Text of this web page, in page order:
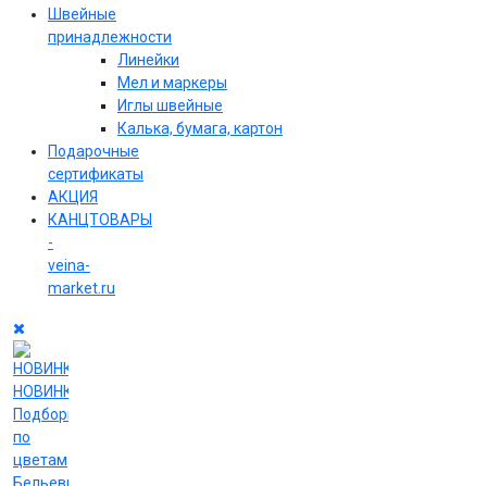
Швейные
принадлежности
Линейки
Мел и маркеры
Иглы швейные
Калька, бумага, картон
Подарочные
сертификаты
АКЦИЯ
КАНЦТОВАРЫ
-
veina-
market.ru
НОВИНКИ
Подборки
по
цветам